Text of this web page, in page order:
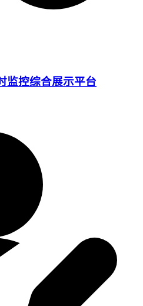
监控综合展示平台